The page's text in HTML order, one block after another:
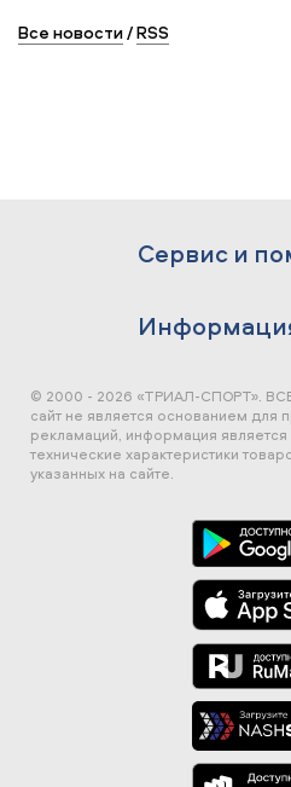
Все новости/RSS
Сервис и
© 2000 - 2026 «ТРИАЛ-СПОРТ».
сайт не является основанием для
рекламаций, информация
технические характеристики
указанных на сайте.